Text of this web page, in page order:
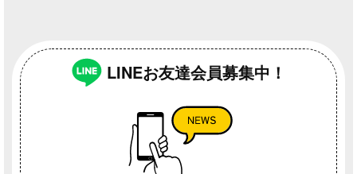
LINEお友達会員募集中！